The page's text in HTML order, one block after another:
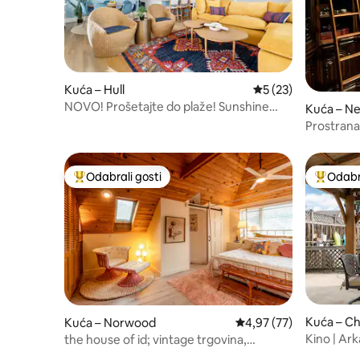
Kuća – Hull Prosječna ocjena:
5 (23)
NOVO! Prošetajte do plaže! Sunshine
Kuća –
Među najviše rangiranima s oznakom „Odabrali gosti”
Odabrali gosti
Kuća – Norwood Prosječna ocjena:
4,97 (77)
the house of id; vintage trgovina,
Među
Kuća –
Kino | Arkada |